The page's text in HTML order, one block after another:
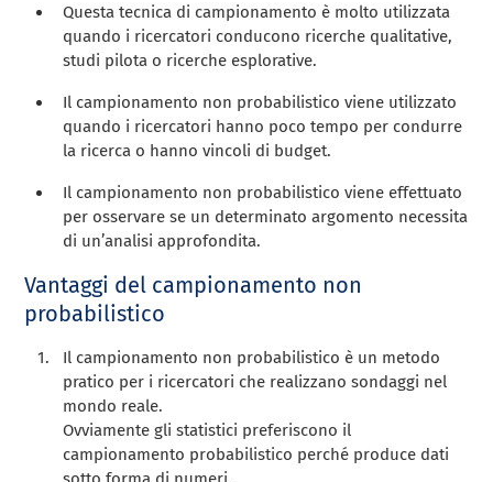
Questa tecnica di campionamento è molto utilizzata
quando i ricercatori conducono ricerche qualitative,
studi pilota o ricerche esplorative.
Il campionamento non probabilistico viene utilizzato
quando i ricercatori hanno poco tempo per condurre
la ricerca o hanno vincoli di budget.
Il campionamento non probabilistico viene effettuato
per osservare se un determinato argomento necessita
di un’analisi approfondita.
Vantaggi del campionamento non
probabilistico
Il campionamento non probabilistico è un metodo
pratico per i ricercatori che realizzano sondaggi nel
mondo reale.
Ovviamente gli statistici preferiscono il
campionamento probabilistico perché produce dati